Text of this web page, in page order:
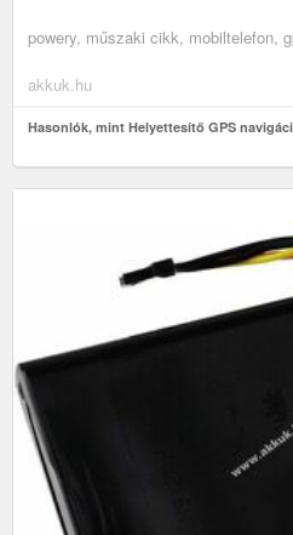
powery, műszaki cikk, mobiltelefon,
akkuk.hu
Hasonlók, mint Helyettesítő GPS